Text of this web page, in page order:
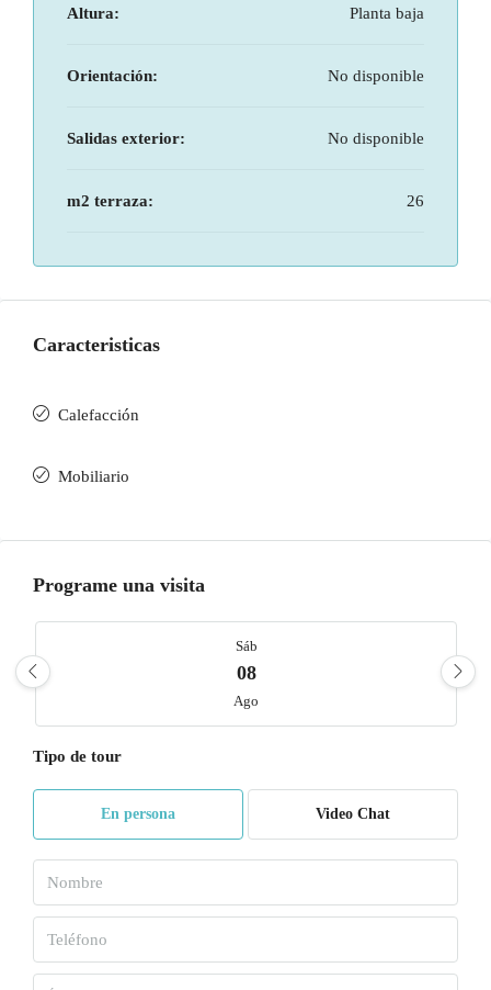
Altura: Planta baja
Orientación: No disponible
Salidas exterior: No disponible
m2 terraza: 26
Caracteristicas
Calefacción
Mobiliario
Programe una visita
Sáb
08
Ago
09
10
Tipo de tour
En persona Video Chat